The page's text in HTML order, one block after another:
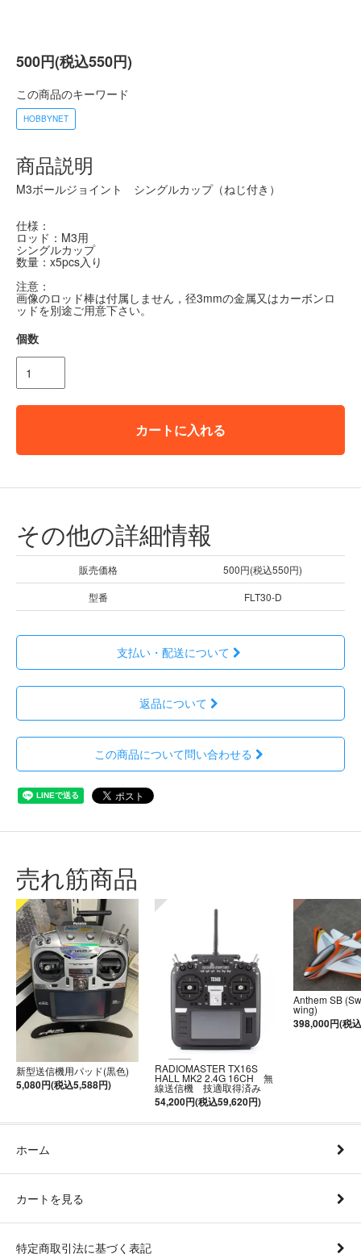
500円(税込550円)
この商品のキーワード
HOBBYNET
商品説明
M3ボールジョイント シングルカップ（ねじ付き）
仕様：
ロッド：M3用
シングルカップ
数量：x5pcs入り
注意：
画像のロッド棒は付属しません，径3mmの金属又はカーボンロ
ッドを別途ご用意下さい。
個数
カートに入れる
その他の詳細情報
販売価格
500円(税込550円)
型番
FLT30-D
支払い・配送について
返品について
この商品について問い合わせる
売れ筋商品
新型送信機用パッド(黒色)
5,080円(税込5,588円)
RADIOMASTER TX16S
HALL MK2 2.4G 16CH 無
線送信機 技適取得済み
54,200円(税込59,620円)
Anthem SB
wing)
398,000円(税
ホーム
カートを見る
特定商取引法に基づく表記